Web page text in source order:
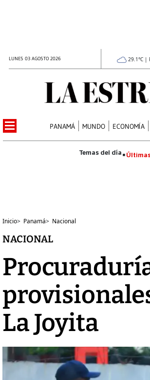
LUNES 03 AGOSTO 2026 29.1°C |
PANAMÁ MUNDO ECONOMÍA
Inicio> Panamá> Nacional
NACIONAL
La Joyita